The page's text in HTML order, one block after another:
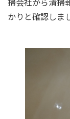
かりと確認しま